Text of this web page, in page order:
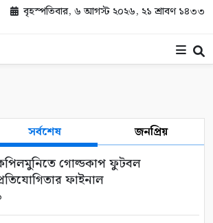
বৃহস্পতিবার, ৬ আগস্ট ২০২৬, ২১ শ্রাবণ ১৪৩৩
সর্বশেষ জনপ্রিয়
গোল্ডকাপ ফুটবল
ফাইনাল